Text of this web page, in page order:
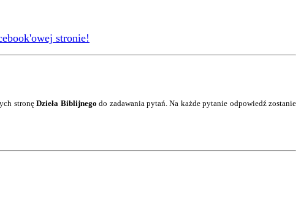
stronie!
stronęDzieła Biblijnego do zadawania pytań. Na każde pytanie odpowiedźzostanie